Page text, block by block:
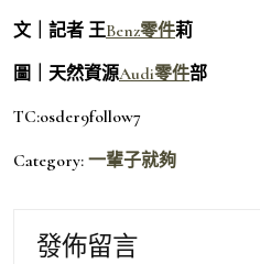
文｜記者 王Benz零件莉
圖｜天然資源Audi零件部
TC:osder9follow7
Category: 一輩子就夠
發佈留言